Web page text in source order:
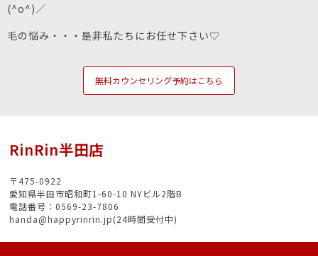
(^o^)／
毛の悩み・・・是非私たちにお任せ下さい♡
無料カウンセリング予約はこちら
RinRin半田店
〒475-0922
愛知県半田市昭和町1-60-10 NYビル2階B
電話番号：0569-23-7806
handa@happyrinrin.jp(24時間受付中)